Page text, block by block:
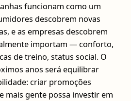
funcionam como um
descobrem novas
e as empresas descobrem
importam — conforto,
de treino, status social. O
anos será equilibrar
criar promoções
mais gente possa investir em